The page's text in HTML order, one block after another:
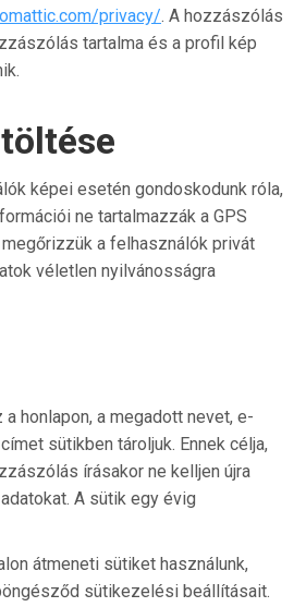
privacy/. A hozzászólás
tartalma és a profil kép
képei esetén gondoskodunk róla,
ne tartalmazzák a GPS
a felhasználók privát
véletlen nyilvánosságra
honlapon, a megadott nevet, e-
sütikben tároljuk. Ennek célja,
írásakor ne kelljen újra
A sütik egy évig
átmeneti sütiket használunk,
sütikezelési beállításait.